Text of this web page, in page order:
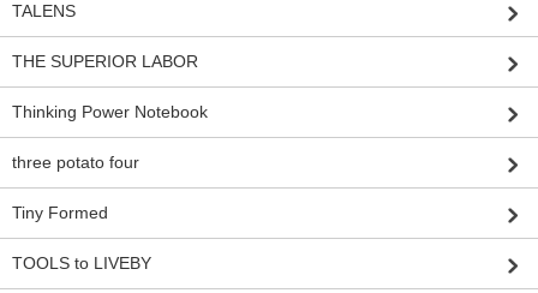
TALENS
THE SUPERIOR LABOR
Thinking Power Notebook
three potato four
Tiny Formed
TOOLS to LIVEBY